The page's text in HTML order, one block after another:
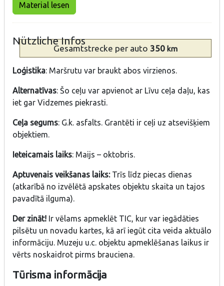
Material lesen
Nützliche Infos
Gesamtstrecke per auto 350 km
Loģistika: Maršrutu var braukt abos virzienos.
Alternatīvas: Šo ceļu var apvienot ar Līvu ceļa daļu, kas
iet gar Vidzemes piekrasti.
Ceļa segums: G.k. asfalts. Grantēti ir ceļi uz atsevišķiem
objektiem.
Ieteicamais laiks: Maijs – oktobris.
Aptuvenais veikšanas laiks:Trīs līdz piecas dienas
(atkarībā no izvēlētā apskates objektu skaita un tajos
pavadītā ilguma).
Der zināt! Ir vēlams apmeklēt TIC, kur var iegādāties
pilsētu un novadu kartes, kā arī iegūt cita veida aktuālo
informāciju. Muzeju u.c. objektu apmeklēšanas laikus ir
vērts noskaidrot pirms brauciena.
Tūrisma informācija